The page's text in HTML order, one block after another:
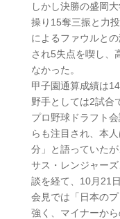
しかし決勝の盛岡
操り15奪三振と力
によるファウルと
され5失点を喫し、
なかった。
甲子園通算成績は
野手としては2試合
プロ野球ドラフト
らも注目され、本
分」と語っていた
サス・レンジャー
談を経て、10月21
会見では「日本の
強く、マイナーか